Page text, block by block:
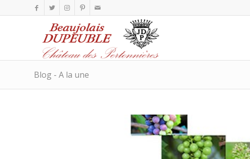
Blog - A la une